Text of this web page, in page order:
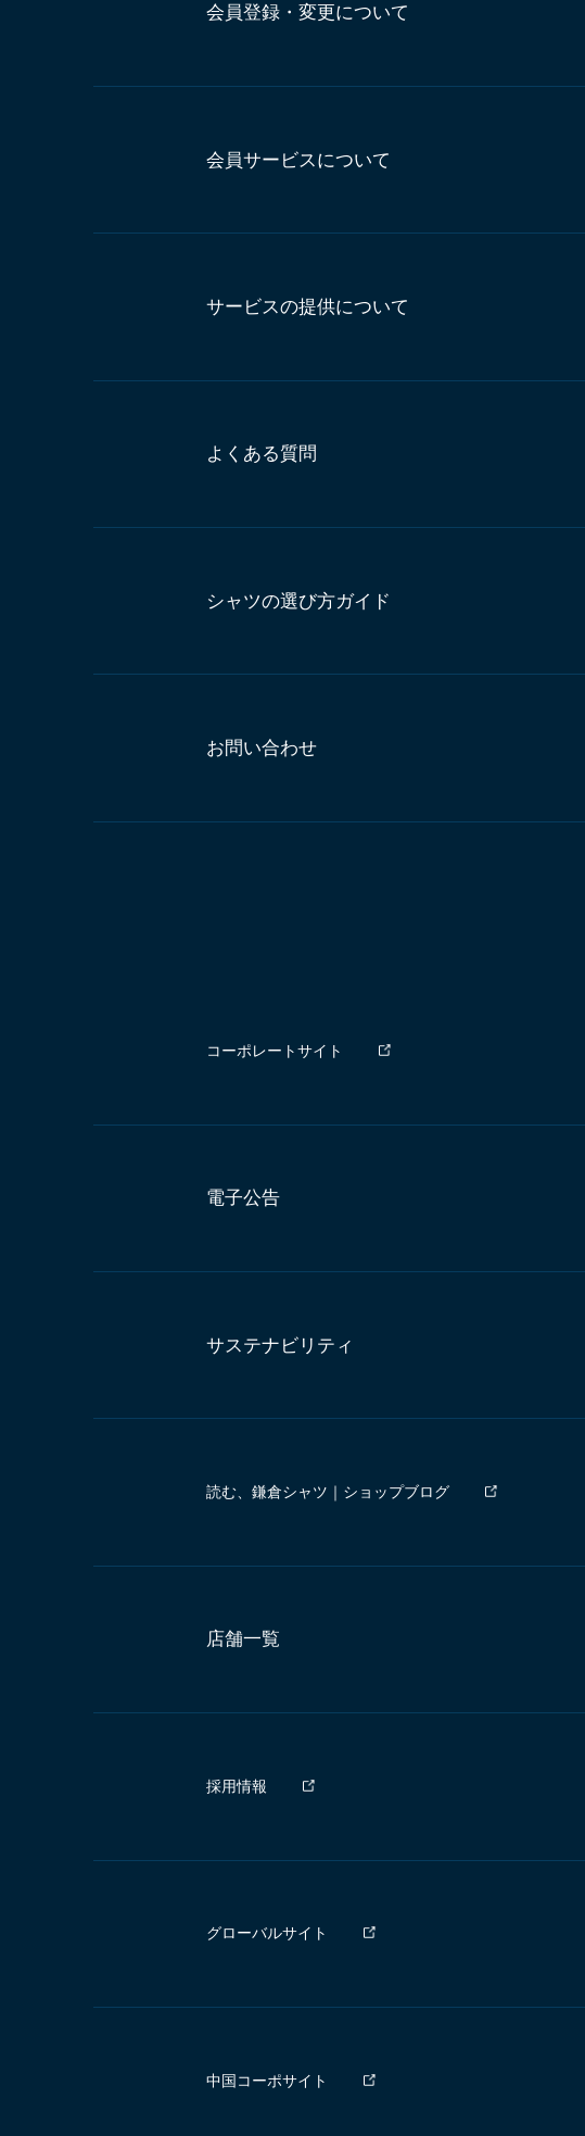
会員登録・変更について
会員サービスについて
サービスの提供について
よくある質問
シャツの選び方ガイド
お問い合わせ
コーポレートサイト
電子公告
サステナビリティ
読む、鎌倉シャツ｜ショップブログ
店舗一覧
採用情報
グローバルサイト
中国コーポサイト